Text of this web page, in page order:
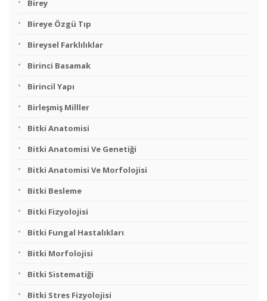
Birey
Bireye Özgü Tıp
Bireysel Farklılıklar
Birinci Basamak
Birincil Yapı
Birleşmiş Milller
Bitki Anatomisi
Bitki Anatomisi Ve Genetiği
Bitki Anatomisi Ve Morfolojisi
Bitki Besleme
Bitki Fizyolojisi
Bitki Fungal Hastalıkları
Bitki Morfolojisi
Bitki Sistematiği
Bitki Stres Fizyolojisi